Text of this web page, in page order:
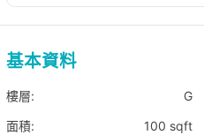
基本資料
樓層: G
面積:
100 sqft